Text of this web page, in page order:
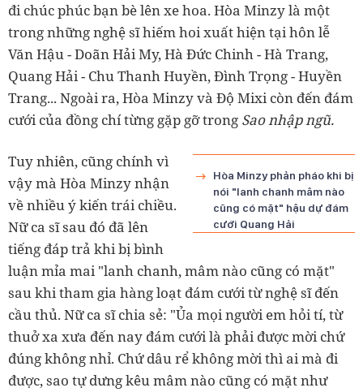
đi chúc phúc bạn bè lên xe hoa. Hòa Minzy là một
trong những nghệ sĩ hiếm hoi xuất hiện tại hôn lễ
Văn Hậu - Doãn Hải My, Hà Đức Chinh - Hà Trang,
Quang Hải - Chu Thanh Huyền, Đình Trọng - Huyền
Trang... Ngoài ra, Hòa Minzy và Độ Mixi còn đến đám
cưới của đồng chí từng gặp gỡ trong Sao nhập ngũ.
Hòa Minzy phản pháo khi bị
nói "lanh chanh mâm nào
cũng có mặt" hậu dự đám
cưới Quang Hải
Tuy nhiên, cũng chính vì
vậy mà Hòa Minzy nhận
về nhiều ý kiến trái chiều.
Nữ ca sĩ sau đó đã lên
tiếng đáp trả khi bị bình
luận mỉa mai "lanh chanh, mâm nào cũng có mặt"
sau khi tham gia hàng loạt đám cưới từ nghệ sĩ đến
cầu thủ. Nữ ca sĩ chia sẻ: "Ủa mọi người em hỏi tí, từ
thuở xa xưa đến nay đám cưới là phải được mời chứ
đúng không nhỉ. Chứ dâu rể không mời thì ai mà đi
được, sao tự dưng kêu mâm nào cũng có mặt như